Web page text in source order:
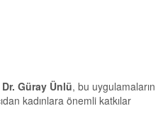
Güray Ünlü, bu uygulamaların
kadınlara önemli katkılar